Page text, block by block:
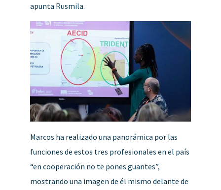
apunta Rusmila.
Marcos ha realizado una panorámica por las
funciones de estos tres profesionales en el país
“en cooperación no te pones guantes”,
mostrando una imagen de él mismo delante de